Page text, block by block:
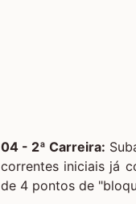
04 - 2ª Carreira:
correntes iniciais já
de 4 pontos de